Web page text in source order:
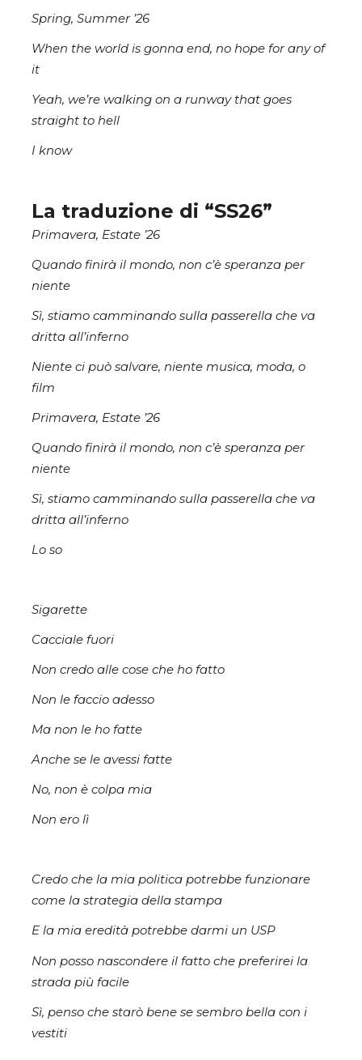
Spring, Summer ’26
When the world is gonna end, no hope for any of
it
Yeah, we’re walking on a runway that goes
straight to hell
I know
La traduzione di “SS26”
Primavera, Estate ’26
Quando finirà il mondo, non c’è speranza per
niente
Sì, stiamo camminando sulla passerella che va
dritta all’inferno
Niente ci può salvare, niente musica, moda, o
film
Primavera, Estate ’26
Quando finirà il mondo, non c’è speranza per
niente
Sì, stiamo camminando sulla passerella che va
dritta all’inferno
Lo so
Sigarette
Cacciale fuori
Non credo alle cose che ho fatto
Non le faccio adesso
Ma non le ho fatte
Anche se le avessi fatte
No, non è colpa mia
Non ero lì
Credo che la mia politica potrebbe funzionare
come la strategia della stampa
E la mia eredità potrebbe darmi un USP
Non posso nascondere il fatto che preferirei la
strada più facile
Sì, penso che starò bene se sembro bella con i
vestiti